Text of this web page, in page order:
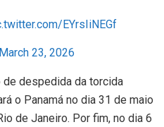
EYrsIiNEGf
March 23, 2026
de despedida da torcida
o Panamá no dia 31 de maio
de Janeiro. Por fim, no dia 6